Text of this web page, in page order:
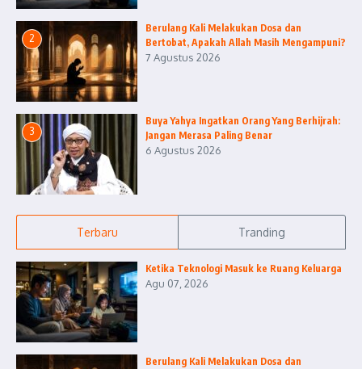
2
Berulang Kali Melakukan Dosa dan
Bertobat, Apakah Allah Masih Mengampuni?
7 Agustus 2026
3
Buya Yahya Ingatkan Orang Yang Berhijrah:
Jangan Merasa Paling Benar
6 Agustus 2026
Terbaru Tranding
Ketika Teknologi Masuk ke Ruang Keluarga
Agu 07, 2026
Berulang Kali Melakukan Dosa dan